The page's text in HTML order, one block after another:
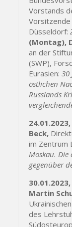
Vorstands
Vorsitzende
Düsseldorf:
(Montag),
an der
(SWP),
Eurasien:30
östlichen
Russlands
Beck,
im Zentrum
Moskau.
gegenüber
Martin
des